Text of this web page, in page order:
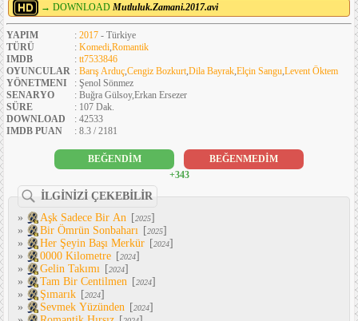
→ DOWNLOAD Mutluluk.Zamani.2017.avi
YAPIM : 2017 - Türkiye
TÜRÜ
: Komedi,Romantik
IMDB
: tt7533846
OYUNCULAR : Barış Arduç,Cengiz Bozkurt,Dila Bayrak,Elçin Sangu,Levent Öktem
YÖNETMENI
: Şenol Sönmez
SENARYO
: Buğra Gülsoy,Erkan Ersezer
SÜRE
: 107 Dak.
DOWNLOAD
: 42533
IMDB PUAN
: 8.3 / 2181
BEĞENDİM
BEĞENMEDİM
+343
İLGİNİZİ ÇEKEBİLİR
»
Aşk Sadece Bir An [2025]
»
Bir Ömrün Sonbaharı [2025]
»
Her Şeyin Başı Merkür [2024]
»
0000 Kilometre [2024]
»
Gelin Takımı [2024]
»
Tam Bir Centilmen [2024]
»
Şımarık [2024]
»
Sevmek Yüzünden [2024]